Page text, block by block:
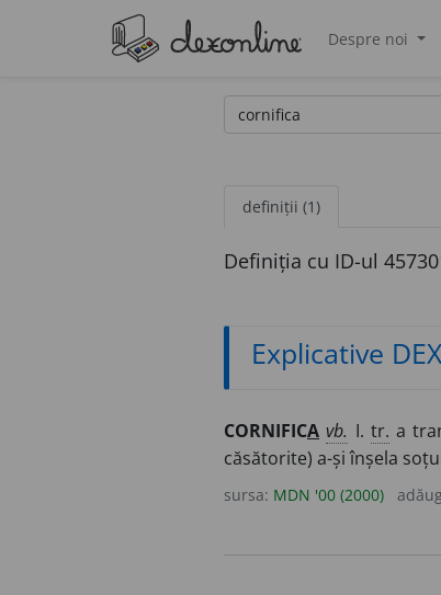
Despre noi
definiții (1)
Definiția cu ID-ul
Explicative DEX
CORNIFICA vb. I. tr. a
căsătorite) a-și înșela
sursa: MDN '00 (2000)